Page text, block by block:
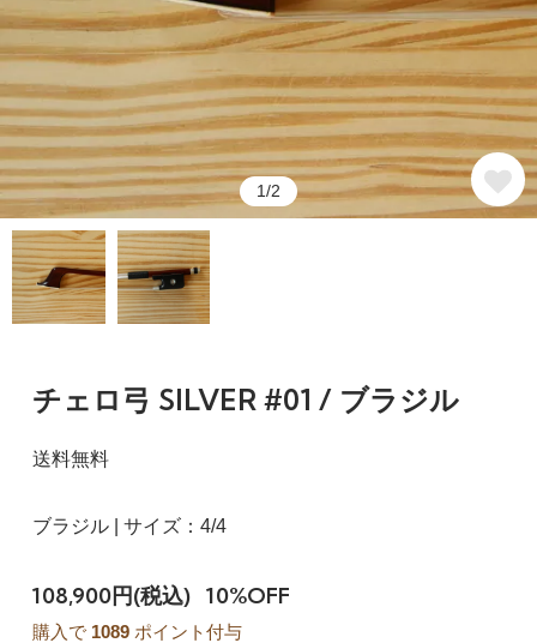
1/2
チェロ弓 SILVER #01 / ブラジル
送料無料
ブラジル | サイズ：4/4
108,900円(税込) 10%OFF
購入で 1089ポイント付与